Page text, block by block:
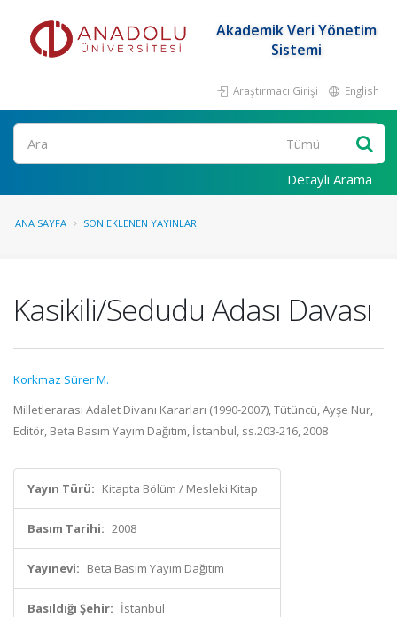
Akademik Veri Yönetim
Sistemi
Araştırmacı Girişi English
Ara
Detaylı Arama
ANA SAYFA SON EKLENEN YAYINLAR
Kasikili/Sedudu Adası Davası
Korkmaz Sürer M.
Milletlerarası Adalet Divanı Kararları (1990-2007), Tütüncü, Ayşe Nur,
Editör, Beta Basım Yayım Dağıtım, İstanbul, ss.203-216, 2008
Yayın Türü: Kitapta Bölüm / Mesleki Kitap
Basım Tarihi: 2008
Yayınevi: Beta Basım Yayım Dağıtım
Basıldığı Şehir: İstanbul